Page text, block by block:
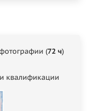
(72 ч)
квалификации